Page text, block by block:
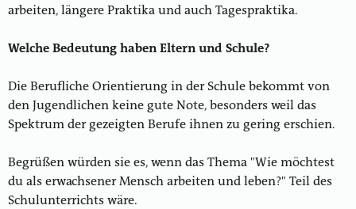
arbeiten, längere Praktika und auch Tagespraktika.
Welche Bedeutung haben Eltern und Schule?
Die Berufliche Orientierung in der Schule bekommt von
den Jugendlichen keine gute Note, besonders weil das
Spektrum der gezeigten Berufe ihnen zu gering erschien.
Begrüßen würden sie es, wenn das Thema "Wie möchtest
du als erwachsener Mensch arbeiten und leben?" Teil des
Schulunterrichts wäre.